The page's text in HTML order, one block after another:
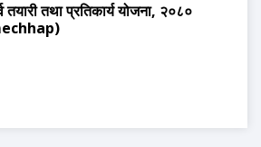
तयारी तथा प्रतिकार्य योजना, २०८०